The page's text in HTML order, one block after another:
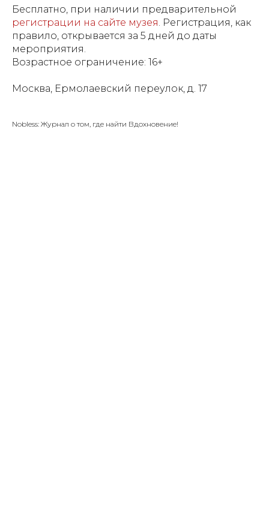
Бесплатно, при наличии предварительной
регистрации на сайте музея. Регистрация, как
правило, открывается за 5 дней до даты
мероприятия.
Возрастное ограничение: 16+
Москва, Ермолаевский переулок, д. 17
Nobless: Журнал о том, где найти Вдохновение!